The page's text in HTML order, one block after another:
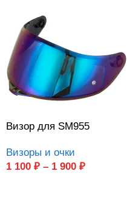
Визор для SM955
Визоры и очки
1 100 ₽ – 1 900 ₽